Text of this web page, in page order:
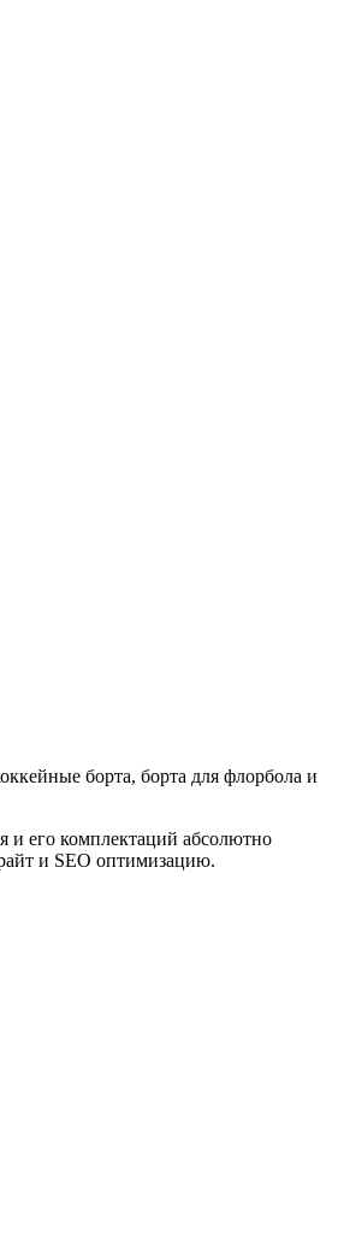
борта, борта для флорбола и
и его комплектаций абсолютно
и SEO оптимизацию.